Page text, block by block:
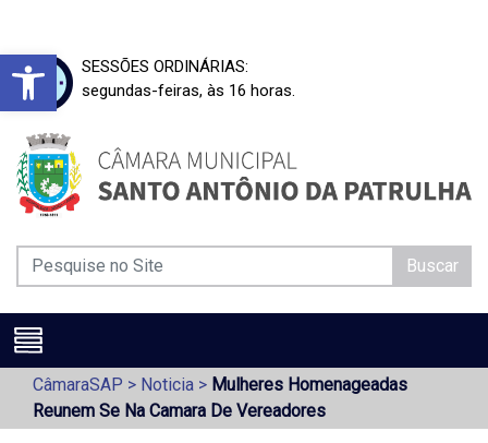
Barra de Ferramentas Aberta
SESSÕES ORDINÁRIAS:
segundas-feiras, às 16 horas.
Buscar
CâmaraSAP > Noticia > Mulheres Homenageadas
Reunem Se Na Camara De Vereadores